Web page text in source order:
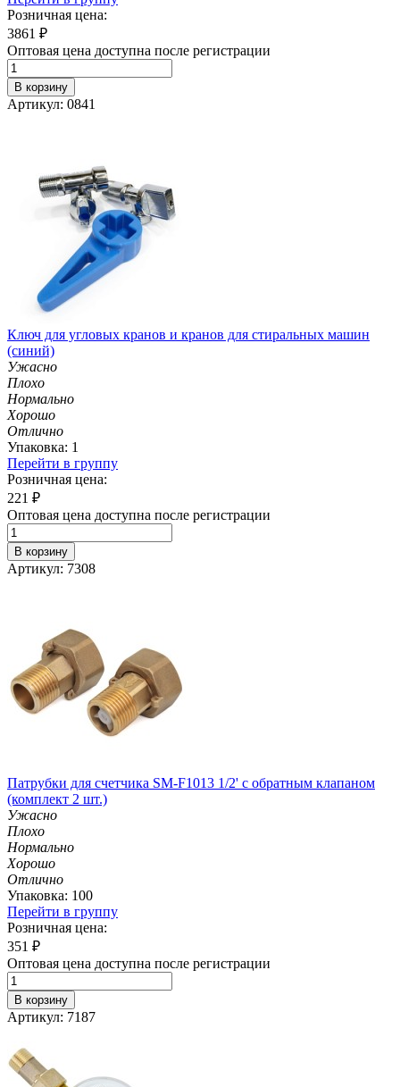
Розничная цена:
3861 ₽
Оптовая цена доступна после регистрации
В корзину
Артикул: 0841
Ключ для угловых кранов и кранов для стиральных машин
(синий)
Ужасно
Плохо
Нормально
Хорошо
Отлично
Упаковка: 1
Перейти в группу
Розничная цена:
221 ₽
Оптовая цена доступна после регистрации
В корзину
Артикул: 7308
Патрубки для счетчика SM-F1013 1/2' с обратным клапаном
(комплект 2 шт.)
Ужасно
Плохо
Нормально
Хорошо
Отлично
Упаковка: 100
Перейти в группу
Розничная цена:
351 ₽
Оптовая цена доступна после регистрации
В корзину
Артикул: 7187